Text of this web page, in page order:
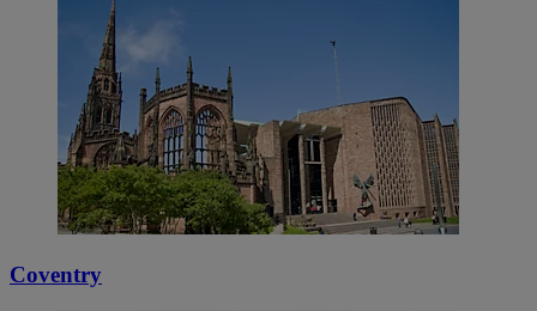
Coventry